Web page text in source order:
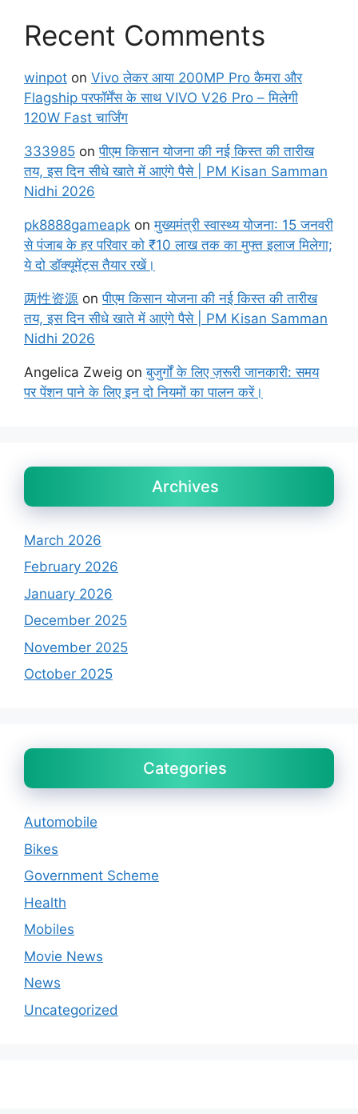
Recent Comments
winpot on Vivo लेकर आया 200MP Pro कैमरा और
Flagship परफॉर्मेंस के साथ VIVO V26 Pro – मिलेगी
120W Fast चार्जिंग
333985 onपीएम किसान योजना की नई किस्त की तारीख
तय, इस दिन सीधे खाते में आएंगे पैसे | PM Kisan Samman
Nidhi 2026
pk8888gameapk onमुख्यमंत्री स्वास्थ्य योजना: 15 जनवरी
से पंजाब के हर परिवार को ₹10 लाख तक का मुफ्त इलाज मिलेगा;
ये दो डॉक्यूमेंट्स तैयार रखें।
两性资源 onपीएम किसान योजना की नई किस्त की तारीख
तय, इस दिन सीधे खाते में आएंगे पैसे | PM Kisan Samman
Nidhi 2026
Angelica Zweig onबुजुर्गों के लिए ज़रूरी जानकारी: समय
पर पेंशन पाने के लिए इन दो नियमों का पालन करें।
Archives
March 2026
February 2026
January 2026
December 2025
November 2025
October 2025
Categories
Automobile
Bikes
Government Scheme
Health
Mobiles
Movie News
News
Uncategorized